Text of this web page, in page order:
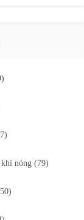
nóng (79)